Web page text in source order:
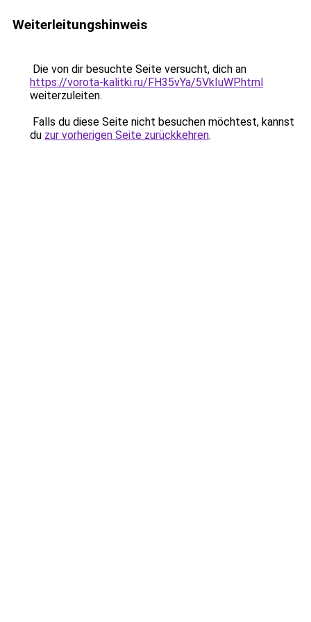
Weiterleitungshinweis
Die von dir besuchte Seite versucht, dich an
https://vorota-kalitki.ru/FH35vYa/5VkIuWP.html
weiterzuleiten.
Falls du diese Seite nicht besuchen möchtest, kannst
du zur vorherigen Seite zurückkehren.